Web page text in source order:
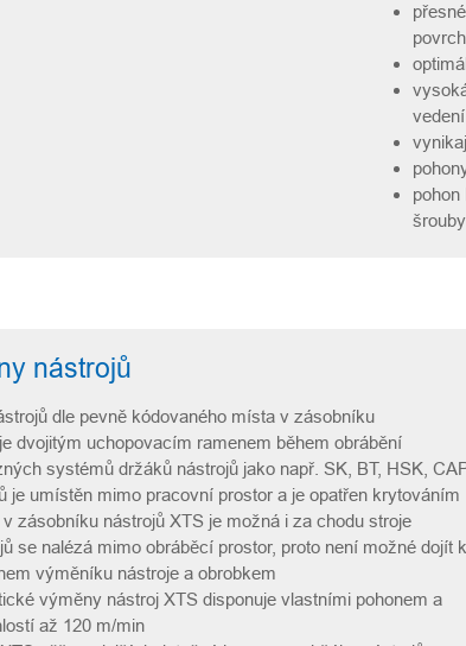
nástrojů
dle pevně kódovaného místa v zásobníku
dvojitým uchopovacím ramenem během obrábění
systémů držáků nástrojů jako např. SK, BT, HSK,
je umístěn mimo pracovní prostor a je opatřen krytováním
zásobníku nástrojů XTS je možná i za chodu stroje
se nalézá mimo obráběcí prostor, proto není možné dojít
výměníku nástroje a obrobkem
výměny nástroj XTS disponuje vlastními pohonem a
až 120 m/min